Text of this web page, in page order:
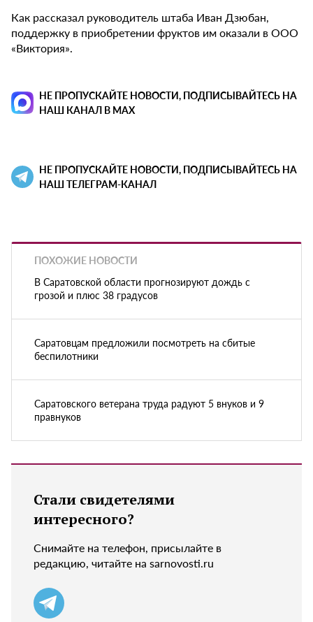
Как рассказал руководитель штаба Иван Дзюбан,
поддержку в приобретении фруктов им оказали в ООО
«Виктория».
НЕ ПРОПУСКАЙТЕ НОВОСТИ, ПОДПИСЫВАЙТЕСЬ НА
НАШ КАНАЛ В MAX
НЕ ПРОПУСКАЙТЕ НОВОСТИ, ПОДПИСЫВАЙТЕСЬ НА
НАШ ТЕЛЕГРАМ-КАНАЛ
ПОХОЖИЕ НОВОСТИ
В Саратовской области прогнозируют дождь с
грозой и плюс 38 градусов
Саратовцам предложили посмотреть на сбитые
беспилотники
Саратовского ветерана труда радуют 5 внуков и 9
правнуков
Стали свидетелями
интересного?
Снимайте на телефон, присылайте в
редакцию, читайте на sarnovosti.ru